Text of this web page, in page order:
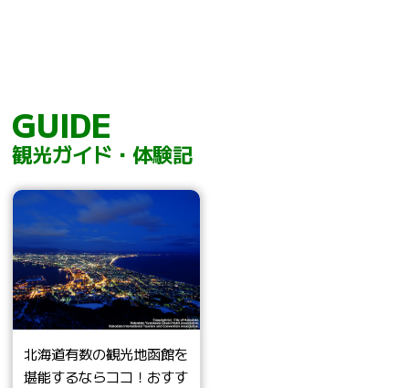
GUIDE
観光ガイド・体験記
北海道有数の観光地函館を
堪能するならココ！おすす